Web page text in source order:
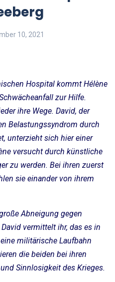
10, 2021
Hospital kommt Hélène
zur Hilfe.
ihre Wege. David, der
Belastungssyndrom durch
unterzieht sich hier einer
versucht durch künstliche
zu werden. Bei ihren zuerst
sie einander von ihrem
Abneigung gegen
vermittelt ihr, das es in
militärische Laufbahn
die beiden bei ihren
Sinnlosigkeit des Krieges.